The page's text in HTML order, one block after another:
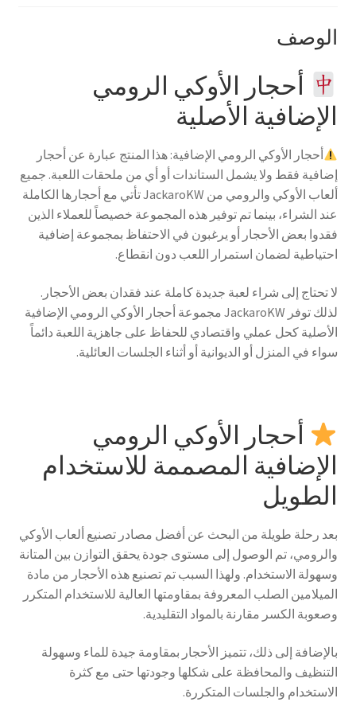
الوصف
أحجار الأوكي الرومي
الإضافية الأصلية
أحجار الأوكي الرومي الإضافية: هذا المنتج عبارة عن أحجار
إضافية فقط ولا يشمل الستاندات أو أي من ملحقات اللعبة. جميع
ألعاب الأوكي والرومي من JackaroKW تأتي مع أحجارها الكاملة
عند الشراء، بينما تم توفير هذه المجموعة خصيصاً للعملاء الذين
فقدوا بعض الأحجار أو يرغبون في الاحتفاظ بمجموعة إضافية
احتياطية لضمان استمرار اللعب دون انقطاع.
لا تحتاج إلى شراء لعبة جديدة كاملة عند فقدان بعض الأحجار.
لذلك توفر JackaroKW مجموعة أحجار الأوكي الرومي الإضافية
الأصلية كحل عملي واقتصادي للحفاظ على جاهزية اللعبة دائماً
سواء في المنزل أو الديوانية أو أثناء الجلسات العائلية.
أحجار الأوكي الرومي
الإضافية المصممة للاستخدام
الطويل
بعد رحلة طويلة من البحث عن أفضل مصادر تصنيع ألعاب الأوكي
والرومي، تم الوصول إلى مستوى جودة يحقق التوازن بين المتانة
وسهولة الاستخدام. ولهذا السبب تم تصنيع هذه الأحجار من مادة
الميلامين الصلب المعروفة بمقاومتها العالية للاستخدام المتكرر
وصعوبة الكسر مقارنة بالمواد التقليدية.
بالإضافة إلى ذلك، تتميز الأحجار بمقاومة جيدة للماء وسهولة
التنظيف والمحافظة على شكلها وجودتها حتى مع كثرة
الاستخدام والجلسات المتكررة.